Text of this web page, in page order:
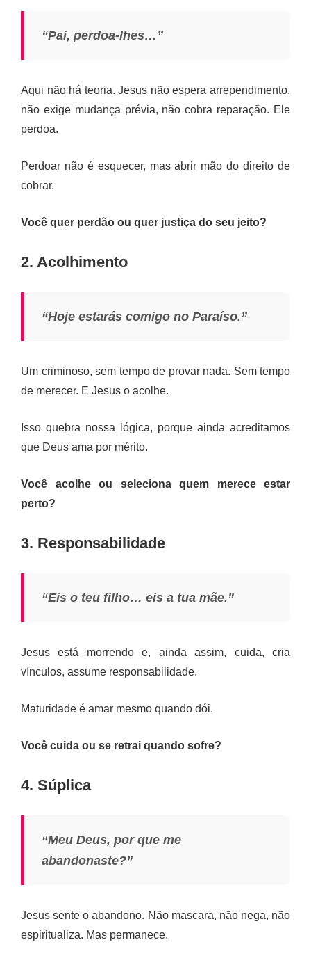
“Pai, perdoa-lhes…”
Aqui não há teoria. Jesus não espera arrependimento,
não exige mudança prévia, não cobra reparação. Ele
perdoa.
Perdoar não é esquecer, mas abrir mão do direito de
cobrar.
Você quer perdão ou quer justiça do seu jeito?
2. Acolhimento
“Hoje estarás comigo no Paraíso.”
Um criminoso, sem tempo de provar nada. Sem tempo
de merecer. E Jesus o acolhe.
Isso quebra nossa lógica, porque ainda acreditamos
que Deus ama por mérito.
Você acolhe ou seleciona quem merece estar
perto?
3. Responsabilidade
“Eis o teu filho… eis a tua mãe.”
Jesus está morrendo e, ainda assim, cuida, cria
vínculos, assume responsabilidade.
Maturidade é amar mesmo quando dói.
Você cuida ou se retrai quando sofre?
4. Súplica
“Meu Deus, por que me
abandonaste?”
Jesus sente o abandono. Não mascara, não nega, não
espiritualiza. Mas permanece.